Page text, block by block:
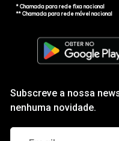
* Chamada para rede fixa nacional
** Chamada para rede móvel nacional
Subscreve a nossa
nenhuma novidade.